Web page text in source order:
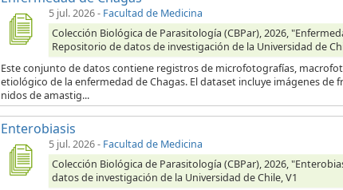
5 jul. 2026- Facultad de Medicina
Colección Biológica de Parasitología (CBPar), 2026,
Repositorio de datos de investigación de la Universidad de
Este conjunto de datos contiene registros de microfotografías,
etiológico de la enfermedad de Chagas. El dataset incluye imágenes
nidos de amastig...
Enterobiasis
5 jul. 2026- Facultad de Medicina
Colección Biológica de Parasitología (CBPar), 2026,
datos de investigación de la Universidad de Chile, V1